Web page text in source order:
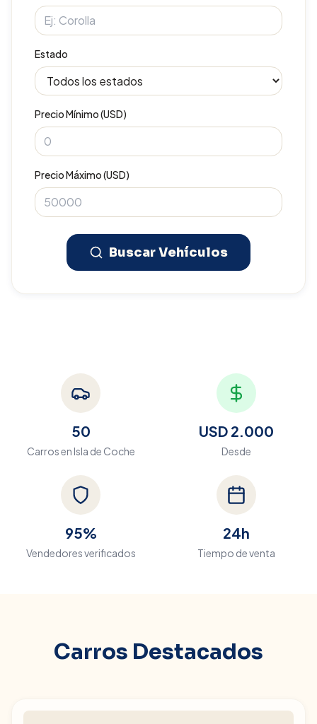
Estado
Precio Mínimo (USD)
Precio Máximo (USD)
Buscar Vehículos
50
Carros en Isla de Coche
USD 2.000
Desde
95%
Vendedores verificados
24h
Tiempo de venta
Carros Destacados